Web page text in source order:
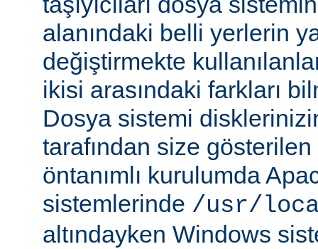
alanındaki belli yerlerin
değiştirmekte
ikisi arasındaki farkları
Dosya sistemi
tarafından size
öntanımlı kurulumda
sistemlerinde /usr/
altındayken Windows